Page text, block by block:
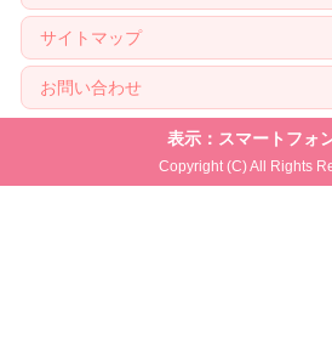
サイトマップ
お問い合わせ
表示：スマートフォン
Copyright (C) All Rights